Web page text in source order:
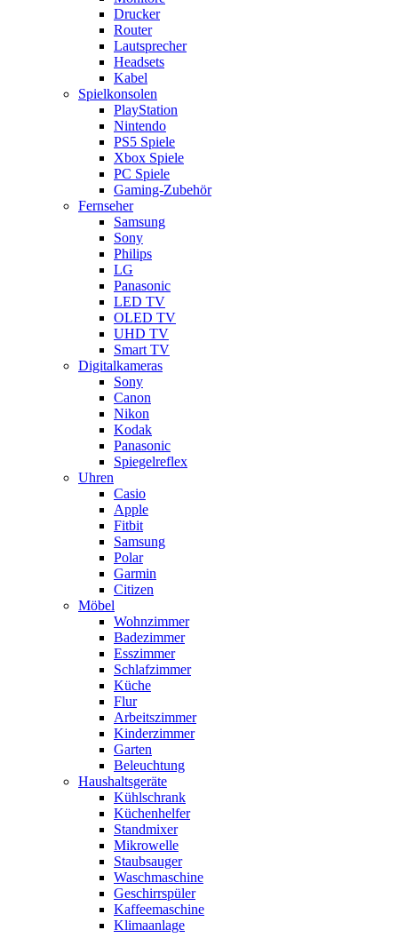
Drucker
Router
Lautsprecher
Headsets
Kabel
Spielkonsolen
PlayStation
Nintendo
PS5 Spiele
Xbox Spiele
PC Spiele
Gaming-Zubehör
Fernseher
Samsung
Sony
Philips
LG
Panasonic
LED TV
OLED TV
UHD TV
Smart TV
Digitalkameras
Sony
Canon
Nikon
Kodak
Panasonic
Spiegelreflex
Uhren
Casio
Apple
Fitbit
Samsung
Polar
Garmin
Citizen
Möbel
Wohnzimmer
Badezimmer
Esszimmer
Schlafzimmer
Küche
Flur
Arbeitszimmer
Kinderzimmer
Garten
Beleuchtung
Haushaltsgeräte
Kühlschrank
Küchenhelfer
Standmixer
Mikrowelle
Staubsauger
Waschmaschine
Geschirrspüler
Kaffeemaschine
Klimaanlage